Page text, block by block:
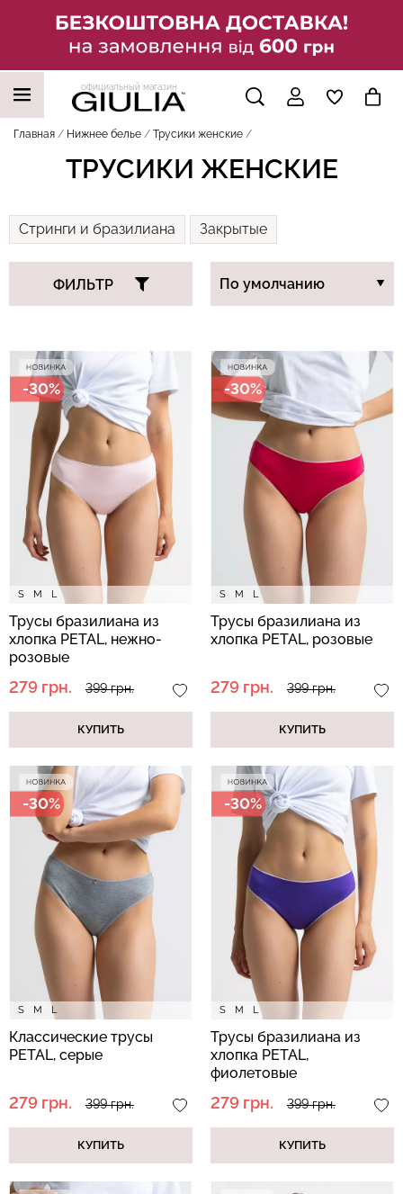
официальный магазин
Главная Нижнее белье Трусики женские
ТРУСИКИ ЖЕНСКИЕ
Стринги и бразилиана Закрытые
ФИЛЬТР
S M L
-30%
Трусы бразилиана из
хлопка PETAL, нежно-
розовые
279 грн. 399 грн.
КУПИТЬ
S M L
-30%
Трусы бразилиана из
хлопка PETAL, розовые
279 грн. 399 грн.
КУПИТЬ
S M L
-30%
Классические трусы
PETAL, серые
279 грн. 399 грн.
КУПИТЬ
S M L
-30%
Трусы бразилиана из
хлопка PETAL,
фиолетовые
279 грн. 399 грн.
КУПИТЬ
НАШИ ТРЕНДОВЫЕ ТОВАРЫ
Бесшовные леггинсы из
микрофибры LEGGINGS
02 (черный) Giulia
552 грн. 789 грн.
Бесшовная бразилиана с
легкой коррекцией
BRASILIAN SHAPEWEAR
black (черный) Giulia
258 грн.
369 грн.
Бесшовные леггинсы
LEGGINGS (черный) Giulia
482 грн. 689 грн.
Велосипедки с высокой
талией TRACKS 01
(черный) Giulia
384 грн.
549 грн.